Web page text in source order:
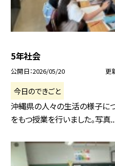
5年社会
公開日 2026/05/20 更
今日のできごと
沖縄県の人々の生活の様子に
をもつ授業を行いました。写真